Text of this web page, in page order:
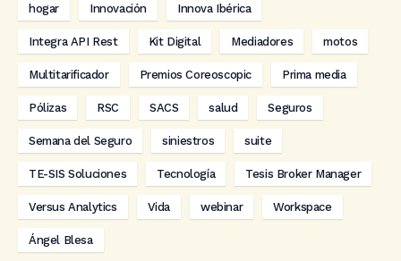
hogar Innovación Innova Ibérica
Integra API Rest Kit Digital Mediadores motos
Multitarificador Premios Coreoscopic Prima media
Pólizas RSC SACS salud Seguros
Semana del Seguro siniestros suite
TE-SIS Soluciones Tecnología Tesis Broker Manager
Versus Analytics Vida webinar Workspace
Ángel Blesa